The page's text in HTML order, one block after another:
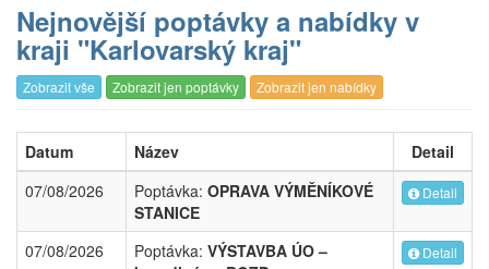
Nejnovější poptávky a nabídky v
kraji "Karlovarský kraj"
Zobrazit vše Zobrazit jen poptávky Zobrazit jen nabídky
Datum Název
Detail
07/08/2026
Poptávka: OPRAVA VÝMĚNÍKOVÉ
STANICE
Detail
07/08/2026 Poptávka: VÝSTAVBA ÚO –
Detail